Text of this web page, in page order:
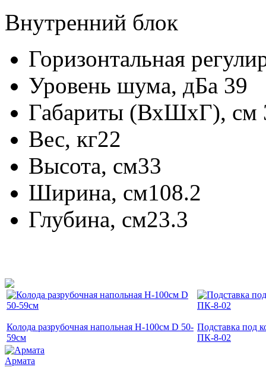
Внутренний блок
Горизонтальная
Уровень шума, дБа 39
Габариты (ВхШхГ), см
Вес, кг22
Высота, см33
Ширина, см108.2
Глубина, см23.3
Колода разрубочная напольная H-100см D 50-
59см
Подставка под
ПК-8-02
Армата